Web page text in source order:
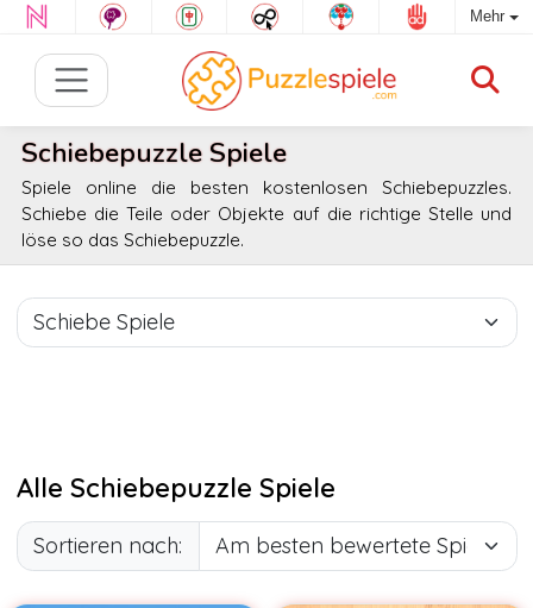
Mehr
Schiebepuzzle Spiele
Spiele online die besten kostenlosen Schiebepuzzles.
Schiebe die Teile oder Objekte auf die richtige Stelle und
löse so das Schiebepuzzle.
Alle Schiebepuzzle Spiele
Sortieren nach: